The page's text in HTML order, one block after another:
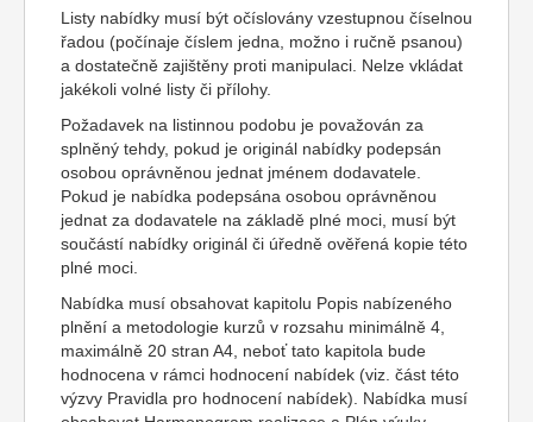
Listy nabídky musí být očíslovány vzestupnou číselnou
řadou (počínaje číslem jedna, možno i ručně psanou)
a dostatečně zajištěny proti manipulaci. Nelze vkládat
jakékoli volné listy či přílohy.
Požadavek na listinnou podobu je považován za
splněný tehdy, pokud je originál nabídky podepsán
osobou oprávněnou jednat jménem dodavatele.
Pokud je nabídka podepsána osobou oprávněnou
jednat za dodavatele na základě plné moci, musí být
součástí nabídky originál či úředně ověřená kopie této
plné moci.
Nabídka musí obsahovat kapitolu Popis nabízeného
plnění a metodologie kurzů v rozsahu minimálně 4,
maximálně 20 stran A4, neboť tato kapitola bude
hodnocena v rámci hodnocení nabídek (viz. část této
výzvy Pravidla pro hodnocení nabídek). Nabídka musí